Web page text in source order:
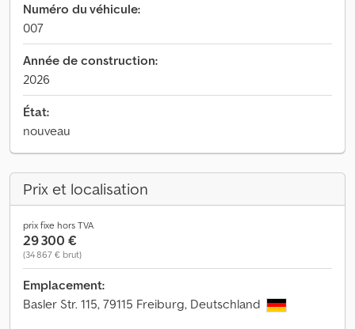
Numéro du véhicule:
007
Année de construction:
2026
État:
nouveau
Prix et localisation
prix fixe hors TVA
29 300 €
(34 867 € brut)
Emplacement:
Basler Str. 115, 79115 Freiburg, Deutschland